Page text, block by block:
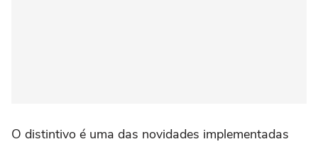
O distintivo é uma das novidades implementadas